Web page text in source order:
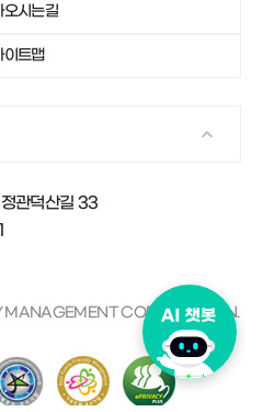
오시는길
이트맵
관덕산길 33
CORPORATION.